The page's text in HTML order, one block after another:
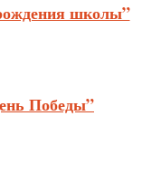
школы”
Победы”